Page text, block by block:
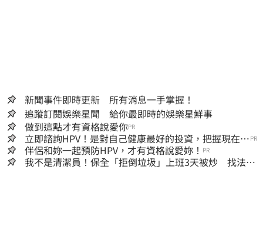
新聞事件即時更新 所有消息一手掌握！
追蹤訂閱娛樂星聞 給你最即時的娛樂星鮮事
做到這點才有資格說愛你PR
立即諮詢HPV！是對自己健康最好的投資，把握現在不
嫌晚！
PR
伴侶和妳一起預防HPV，才有資格說愛妳！ PR
我不是清潔員！保全「拒倒垃圾」上班3天被炒 找法院